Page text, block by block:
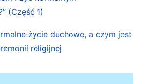
im jakiegokolwiek
przeobrażeń. Składają
w słowach, ale w ich
(Część 1)
życie duchowe, a czym jest
religijnej